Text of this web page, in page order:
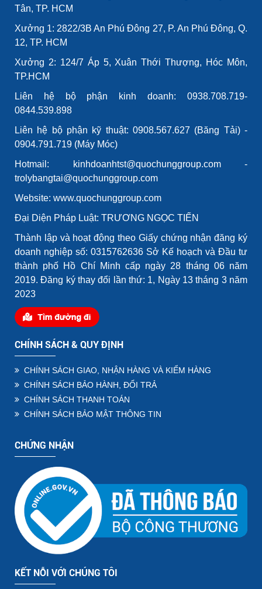
Tân, TP. HCM
Xưởng 1: 2822/3B An Phú Đông 27, P. An Phú Đông, Q.
12, TP. HCM
Xưởng 2: 124/7 Áp 5, Xuân Thới Thượng, Hóc Môn,
TP.HCM
Liên hệ bộ phận kinh doanh: 0938.708.719-
0844.539.898
Liên hệ bộ phận kỹ thuật: 0908.567.627 (Băng Tải) -
0904.791.719 (Máy Móc)
Hotmail: kinhdoanhtst@quochunggroup.com -
trolybangtai@quochunggroup.com
Website: www.quochunggroup.com
Đại Diện Pháp Luật: TRƯƠNG NGỌC TIẾN
Thành lập và hoạt động theo Giấy chứng nhận đăng ký
doanh nghiệp số: 0315762636 Sở Kế hoạch và Đầu tư
thành phố Hồ Chí Minh cấp ngày 28 tháng 06 năm
2019. Đăng ký thay đổi lần thứ: 1, Ngày 13 tháng 3 năm
2023
CHÍNH SÁCH & QUY ĐỊNH
CHÍNH SÁCH GIAO, NHẬN HÀNG VÀ KIỂM HÀNG
CHÍNH SÁCH BẢO HÀNH, ĐỔI TRẢ
CHÍNH SÁCH THANH TOÁN
CHÍNH SÁCH BẢO MẬT THÔNG TIN
CHỨNG NHẬN
KẾT NỖI VỚI CHÚNG TÔI